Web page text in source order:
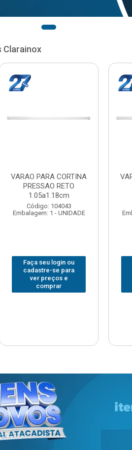
Clarainox
VARAO PARA CORTINA
PRESSAO RETO
1.35a1.48cm
Código: 104060
Embalagem: 1 - UNIDADE
Faça seu login ou
cadastre-se para
ver preços e
comprar